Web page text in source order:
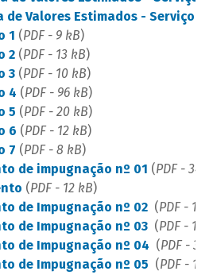
de Valores Estimados - Serviço B
1 (PDF - 9 kB)
2(PDF - 13 kB)
3(PDF - 10 kB)
4 (PDF - 96 kB)
5 (PDF - 20 kB)
6 (PDF - 12 kB)
7 (PDF - 8 kB)
de impugnação nº 01 (PDF - 341
(PDF - 12 kB)
de Impugnação nº 02(PDF -
de Impugnação nº 03(PDF -
de Impugnação nº 04 (PDF -
de Impugnação nº 05 (PDF -